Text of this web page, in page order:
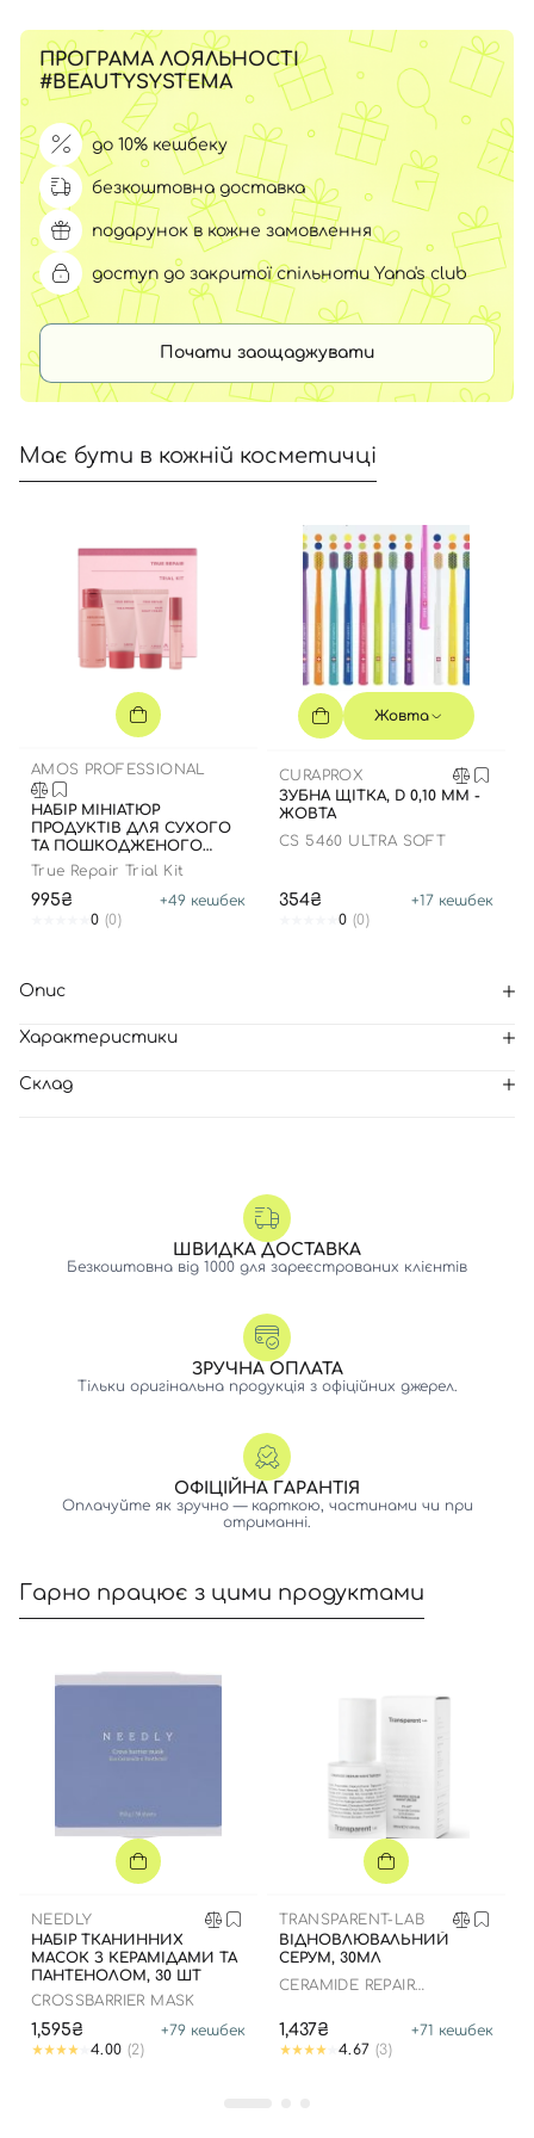
ПРОГРАМА ЛОЯЛЬНОСТІ
#BEAUTYSYSTEMA
до 10% кешбеку
безкоштовна доставка
подарунок в кожне замовлення
доступ до закритої спільноти Yana's club
Почати заощаджувати
Має бути в кожній косметичці
AMOS PROFESSIONAL
НАБІР МІНІАТЮР
ПРОДУКТІВ ДЛЯ СУХОГО
ТА ПОШКОДЖЕНОГО
ВОЛОССЯ
True Repair Trial Kit
995₴ +49 кешбек
0 (0)
Жовта
CURAPROX
ЗУБНА ЩІТКА, D 0,10 ММ -
ЖОВТА
CS 5460 ULTRA SOFT
354₴ +17 кешбек
0 (0)
Опис
Характеристики
Склад
ШВИДКА ДОСТАВКА
Безкоштовна від 1000 для зареєстрованих клієнтів
ЗРУЧНА ОПЛАТА
Тільки оригінальна продукція з офіційних джерел.
ОФІЦІЙНА ГАРАНТІЯ
Оплачуйте як зручно — карткою, частинами чи при
отриманні.
Гарно працює з цими продуктами
NEEDLY
НАБІР ТКАНИННИХ
МАСОК З КЕРАМІДАМИ ТА
ПАНТЕНОЛОМ, 30 ШТ
CROSSBARRIER MASK
1,595₴ +79 кешбек
4.00 (2)
TRANSPARENT-LAB
ВІДНОВЛЮВАЛЬНИЙ
СЕРУМ, 30МЛ
CERAMIDE REPAIR
1,437₴ +71 кешбек
4.67 (3)